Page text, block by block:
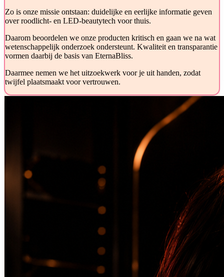
Zo is onze missie ontstaan: duidelijke en eerlijke informatie geven
over roodlicht- en LED-beautytech voor thuis.
Daarom beoordelen we onze producten kritisch en gaan we na wat
wetenschappelijk onderzoek ondersteunt. Kwaliteit en transparantie
vormen daarbij de basis van EternaBliss.
Daarmee nemen we het uitzoekwerk voor je uit handen, zodat
twijfel plaatsmaakt voor vertrouwen.